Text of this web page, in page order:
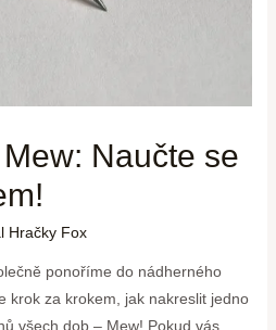
Naučte se
Hračky Fox
ponoříme do nádherného
krok za krokem, jak nakreslit jedno
všech dob – Mew! Pokud vás